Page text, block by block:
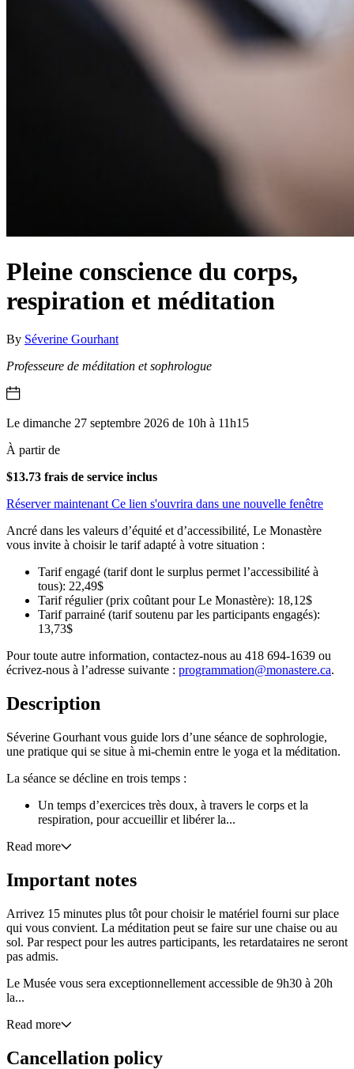
Pleine conscience du corps,
respiration et méditation
By Séverine Gourhant
Professeure de méditation et sophrologue
Le dimanche 27 septembre 2026 de 10h à 11h15
À partir de
$13.73 frais de service inclus
Réserver maintenant Ce lien s'ouvrira dans une nouvelle fenêtre
Ancré dans les valeurs d’équité et d’accessibilité, Le Monastère
vous invite à choisir le tarif adapté à votre situation :
Tarif engagé (tarif dont le surplus permet l’accessibilité à
tous): 22,49$
Tarif régulier (prix coûtant pour Le Monastère): 18,12$
Tarif parrainé (tarif soutenu par les participants engagés):
13,73$
Pour toute autre information, contactez-nous au 418 694-1639 ou
écrivez-nous à l’adresse suivante : programmation@monastere.ca.
Description
Séverine Gourhant vous guide lors d’une séance de sophrologie,
une pratique qui se situe à mi-chemin entre le yoga et la méditation.
La séance se décline en trois temps :
Un temps d’exercices très doux, à travers le corps et la
respiration, pour accueillir et libérer la...
Read more
Important notes
Arrivez 15 minutes plus tôt pour choisir le matériel fourni sur place
qui vous convient. La méditation peut se faire sur une chaise ou au
sol. Par respect pour les autres participants, les retardataires ne seront
pas admis.
Le Musée vous sera exceptionnellement accessible de 9h30 à 20h
la...
Read more
Cancellation policy